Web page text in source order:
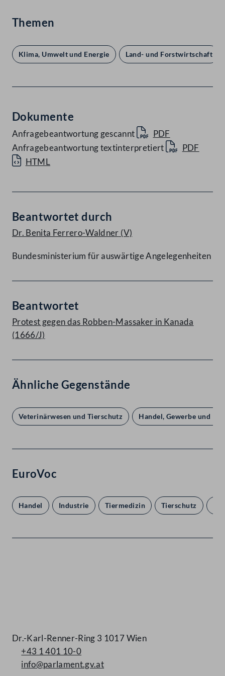
Themen
Klima, Umwelt und Energie Land- und Forstwirtschaft
Dokumente
Anfragebeantwortung gescannt
PDF
Anfragebeantwortung textinterpretiert
PDF
HTML
Beantwortet durch
Dr. Benita Ferrero-Waldner (V)
Bundesministerium für auswärtige Angelegenheiten
Beantwortet
Protest gegen das Robben-Massaker in Kanada
(1666/J)
Ähnliche Gegenstände
Veterinärwesen und Tierschutz Handel, Gewerbe und
EuroVoc
Handel Industrie Tiermedizin Tierschutz
Dr.-Karl-Renner-Ring 3 1017 Wien
+43 1 401 10-0
info@parlament.gv.at